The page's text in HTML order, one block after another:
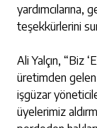
yardımcılarına,
teşekkürlerini
Ali Yalçın, “Biz
üretimden gelen
işgüzar
üyelerimiz